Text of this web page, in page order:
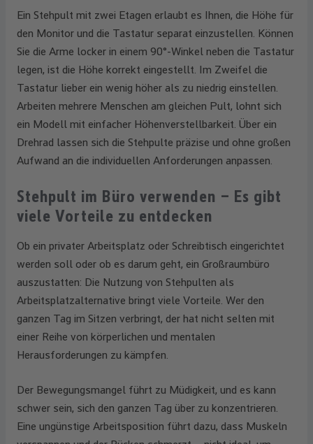
Ein Stehpult mit zwei Etagen erlaubt es Ihnen, die Höhe für
den Monitor und die Tastatur separat einzustellen. Können
Sie die Arme locker in einem 90°-Winkel neben die Tastatur
legen, ist die Höhe korrekt eingestellt. Im Zweifel die
Tastatur lieber ein wenig höher als zu niedrig einstellen.
Arbeiten mehrere Menschen am gleichen Pult, lohnt sich
ein Modell mit einfacher Höhenverstellbarkeit. Über ein
Drehrad lassen sich die Stehpulte präzise und ohne großen
Aufwand an die individuellen Anforderungen anpassen.
Stehpult im Büro verwenden – Es gibt
viele Vorteile zu entdecken
Ob ein privater Arbeitsplatz oder Schreibtisch eingerichtet
werden soll oder ob es darum geht, ein Großraumbüro
auszustatten: Die Nutzung von Stehpulten als
Arbeitsplatzalternative bringt viele Vorteile. Wer den
ganzen Tag im Sitzen verbringt, der hat nicht selten mit
einer Reihe von körperlichen und mentalen
Herausforderungen zu kämpfen.
Der Bewegungsmangel führt zu Müdigkeit, und es kann
schwer sein, sich den ganzen Tag über zu konzentrieren.
Eine ungünstige Arbeitsposition führt dazu, dass Muskeln